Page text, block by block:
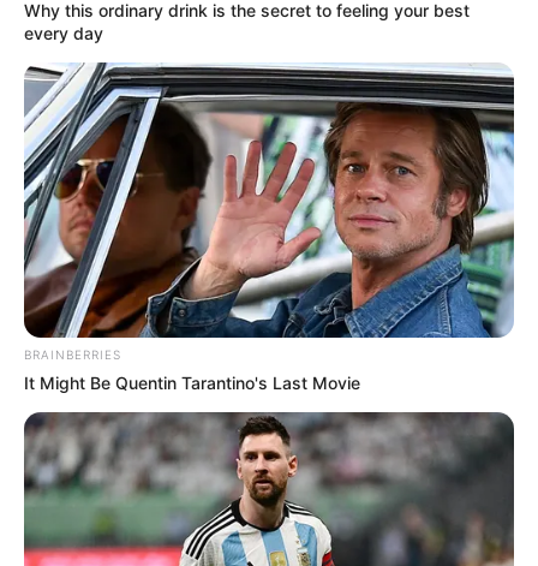
presuntos abusadores de menores de edad, quienes
fueron capturados en varios municipios del
departamento.
La situación es tan grave en estas celdas de paso, que
muchas de las personas privadas de la libertad,
duermen de pie o permanecen esposadas de las sillas
de los funcionarios, quienes en algunos casos se ven
obligados a suspender las labores investigativas para
vigilar a los sindicados.
COMPARTIR
ALERTA BOGOTÁ EN GOOGLE NEWS
TEMAS RELACIONADOS
CRISIS CARCELARIA HACINAMIENTO
ASESINATO
TRAGENDIA
RACHA CRIMINAL
Why this ordinary drink is the secret to feeling your best
every day
BRAINBERRIES
It Might Be Quentin Tarantino's Last Movie